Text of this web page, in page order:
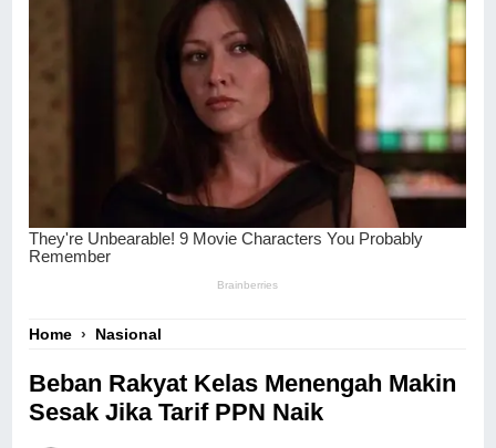
Home › Nasional
Beban Rakyat Kelas Menengah Makin
Sesak Jika Tarif PPN Naik